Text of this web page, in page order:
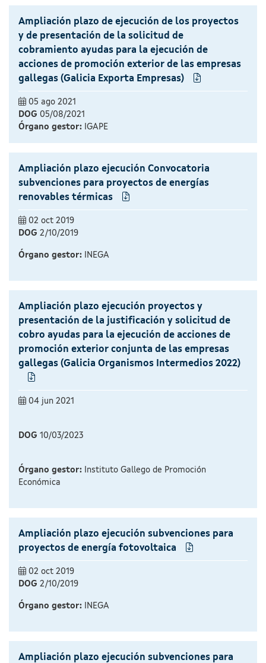
Ampliación plazo de ejecución de los proyectos
y de presentación de la solicitud de
cobramiento ayudas para la ejecución de
acciones de promoción exterior de las empresas
gallegas (Galicia Exporta Empresas)
05 ago 2021
DOG 05/08/2021
Órgano gestor: IGAPE
Ampliación plazo ejecución Convocatoria
subvenciones para proyectos de energías
renovables térmicas
02 oct 2019
DOG 2/10/2019
Órgano gestor: INEGA
Ampliación plazo ejecución proyectos y
presentación de la justificación y solicitud de
cobro ayudas para la ejecución de acciones de
promoción exterior conjunta de las empresas
gallegas (Galicia Organismos Intermedios 2022)
04 jun 2021
DOG 10/03/2023
Órgano gestor: Instituto Gallego de Promoción
Económica
Ampliación plazo ejecución subvenciones para
proyectos de energía fotovoltaica
02 oct 2019
DOG 2/10/2019
Órgano gestor: INEGA
Ampliación plazo ejecución subvenciones para